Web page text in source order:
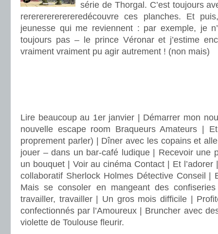
série de Thorgal. C’est toujours
rerererererereredécouvre ces planches. Et
jeunesse qui me reviennent : par exemple, je
toujours pas – le prince Véronar et j’estime
vraiment vraiment pu agir autrement ! (non mais)
Lire beaucoup au 1er janvier | Démarrer mon
nouvelle escape room Braqueurs Amateurs |
proprement parler) | Dîner avec les copains et
jouer – dans un bar-café ludique | Recevoir une
un bouquet | Voir au cinéma Contact | Et
collaboratif Sherlock Holmes Détective Conseil |
Mais se consoler en mangeant des
travailler, travailler | Un gros mois difficile |
confectionnés par l’Amoureux | Bruncher avec
violette de Toulouse fleurir.